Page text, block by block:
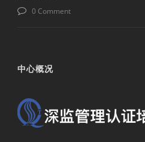
0 Comment
中心概况